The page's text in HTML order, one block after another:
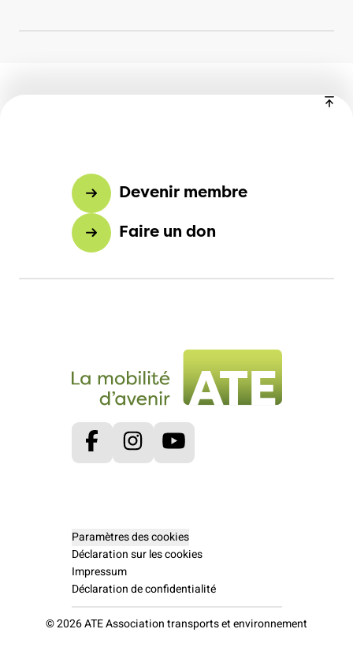
Devenir membre
Faire un don
FacebookInstagram
Paramètres des cookies
Déclaration sur les cookies
Impressum
Déclaration de confidentialité
© 2026 ATE Association transports et environnement